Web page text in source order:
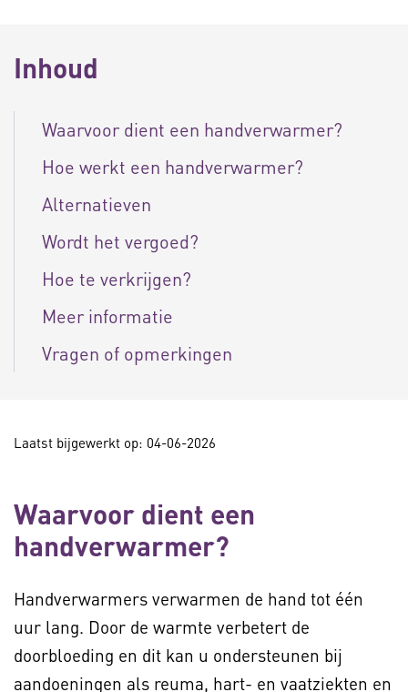
Inhoud
Waarvoor dient een handverwarmer?
Hoe werkt een handverwarmer?
Alternatieven
Wordt het vergoed?
Hoe te verkrijgen?
Meer informatie
Vragen of opmerkingen
Laatst bijgewerkt op: 04-06-2026
Waarvoor dient een
handverwarmer?
Handverwarmers verwarmen de hand tot één
uur lang. Door de warmte verbetert de
doorbloeding en dit kan u ondersteunen bij
aandoeningen als reuma, hart- en vaatziekten en